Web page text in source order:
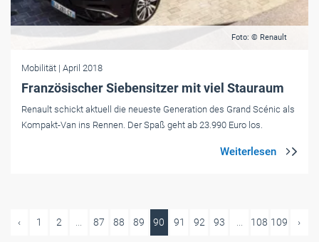
Foto: © Renault
Mobilität | April 2018
Französischer Siebensitzer mit viel Stauraum
Renault schickt aktuell die neueste Generation des Grand Scénic als
Kompakt-Van ins Rennen. Der Spaß geht ab 23.990 Euro los.
‹ 1 2 ... 87 88 89 90 91 92 93 ... 108 109 ›